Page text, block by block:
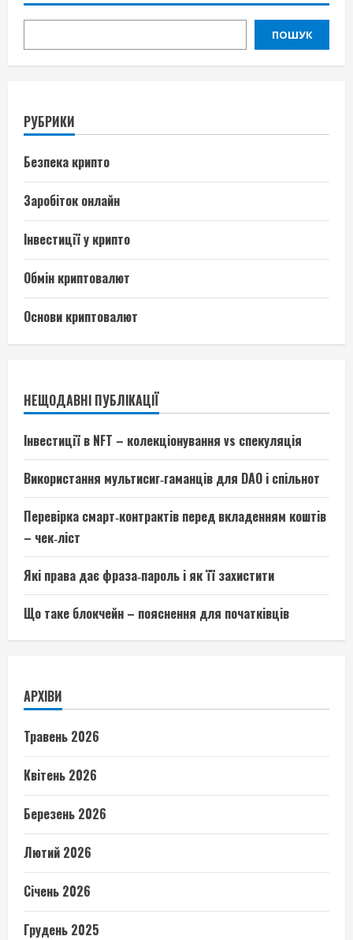
ПОШУК
РУБРИКИ
Безпека крипто
Заробіток онлайн
Інвестиції у крипто
Обмін криптовалют
Основи криптовалют
НЕЩОДАВНІ ПУБЛІКАЦІЇ
Інвестиції в NFT – колекціонування vs спекуляція
Використання мультисиг‑гаманців для DAO і спільнот
Перевірка смарт‑контрактів перед вкладенням коштів
– чек‑ліст
Які права дає фраза‑пароль і як її захистити
Що таке блокчейн – пояснення для початківців
АРХІВИ
Травень 2026
Квітень 2026
Березень 2026
Лютий 2026
Січень 2026
Грудень 2025